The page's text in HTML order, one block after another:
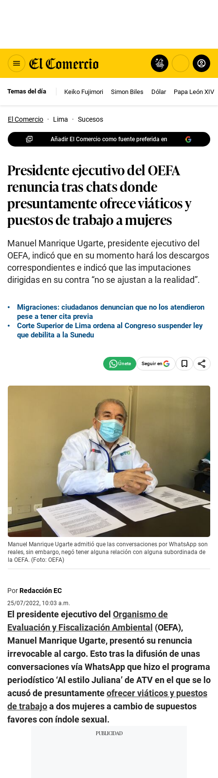
Temas del día Keiko Fujimori Simon Biles Dólar Papa León XIV
El Comercio · Lima · Sucesos
Añadir El Comercio como fuente preferida en
Presidente ejecutivo del OEFA
renuncia tras chats donde
presuntamente ofrece viáticos y
puestos de trabajo a mujeres
Manuel Manrique Ugarte, presidente ejecutivo del
OEFA, indicó que en su momento hará los descargos
correspondientes e indicó que las imputaciones
dirigidas en su contra “no se ajustan a la realidad”.
Migraciones: ciudadanos denuncian que no los atendieron
pese a tener cita previa
Corte Superior de Lima ordena al Congreso suspender ley
que debilita a la Sunedu
Seguir en
Manuel Manrique Ugarte admitió que las conversaciones por WhatsApp son
reales, sin embargo, negó tener alguna relación con alguna subordinada de
la OEFA. (Foto: OEFA)
PorRedacción EC
25/07/2022, 10:03 a.m.
El presidente ejecutivo del Organismo de
Evaluación y Fiscalización Ambiental (OEFA),
Manuel Manrique Ugarte, presentó su renuncia
irrevocable al cargo. Esto tras la difusión de unas
conversaciones vía WhatsApp que hizo el programa
periodístico ‘Al estilo Juliana’ de ATV en el que se lo
acusó de presuntamenteofrecer viáticos y puestos
de trabajoa dos mujeres a cambio de supuestos
favores con índole sexual.